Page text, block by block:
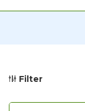
Filter